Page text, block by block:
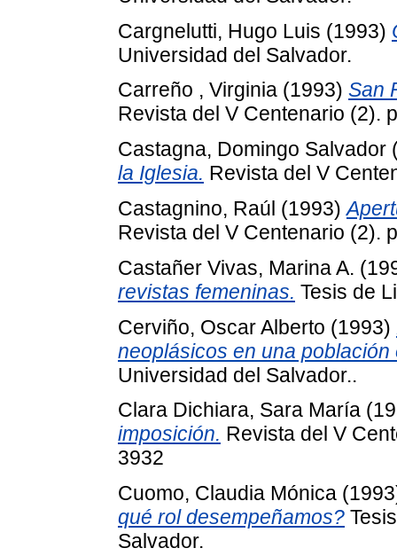
Cargnelutti, Hugo Luis (1993)
Universidad del Salvador.
Carreño , Virginia (1993) San
Revista del V Centenario (2).
Castagna, Domingo Salvador
la Iglesia. Revista del V
Castagnino, Raúl (1993)
Revista del V Centenario (2).
Castañer Vivas, Marina A.
revistas femeninas. Tesis de
Cerviño, Oscar Alberto (1993)
neoplásicos en una población
Universidad del Salvador..
Clara Dichiara, Sara María
imposición. Revista del V
3932
Cuomo, Claudia Mónica
qué rol desempeñamos?
Salvador.